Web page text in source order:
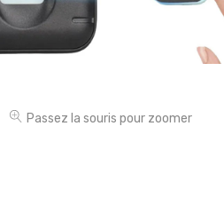
Passez la souris pour zoomer